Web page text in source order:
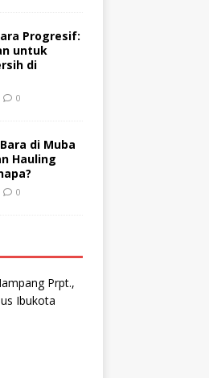
Progresif:
untuk
di
0
di Muba
Hauling
0
Prpt.,
Ibukota